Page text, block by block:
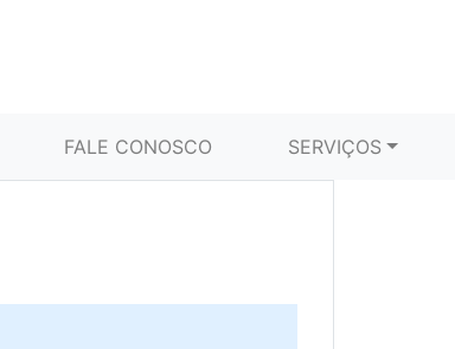
FALE CONOSCO SERVIÇOS